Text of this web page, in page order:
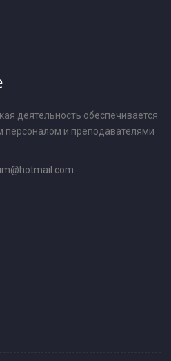
деятельность обеспечивается
персоналом и преподавателями